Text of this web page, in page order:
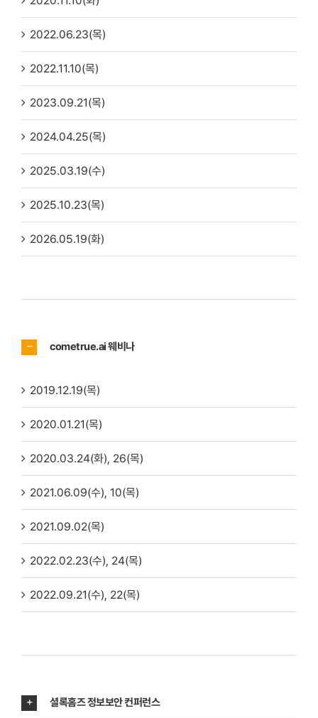
2022.06.23(목)
2022.11.10(목)
2023.09.21(목)
2024.04.25(목)
2025.03.19(수)
2025.10.23(목)
2026.05.19(화)
cometrue.ai 웨비나
2019.12.19(목)
2020.01.21(목)
2020.03.24(화), 26(목)
2021.06.09(수), 10(목)
2021.09.02(목)
2022.02.23(수), 24(목)
2022.09.21(수), 22(목)
셜록홈즈 정보보안 컨퍼런스